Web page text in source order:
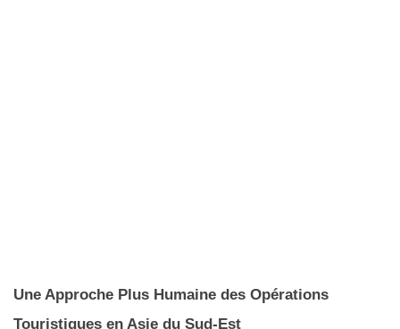
Une Approche Plus Humaine des Opérations
Touristiques en Asie du Sud-Est